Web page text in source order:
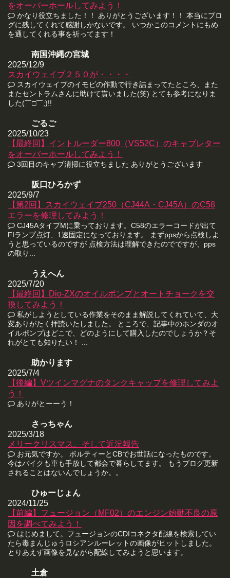
をオーバーホールしてみよう！
かなり役立ちました！！ ありがとうございます！！ 本当にブロ
グに残してくれて感謝しかないです。 いつかこのコメントにもめ
を通してくれる事を祈ってます！
南国沖縄の宮城
2025/12/9
スカイウェイブ２５０が・・・・
スカイウェイブのイモビの作動で行き詰まってたところ、また
またセントラムさんに助けて貰いました(笑) とても参考になりま
した(￣□￣;)!!
ごるご
2025/10/23
【最終回】イントルーダー800（VS52C）のキャブレター
をオーバーホールしてみよう！
3回目のキャブ清掃に役立ちました ありがとうございます
阪口ひろかず
2025/9/7
【第2回】スカイウェイブ250（CJ44A・CJ45A）のC58
エラーを修理してみよう！
CJ45AタイプMに乗っております。C58のエラーコードが出て
FIランプ点灯、1速固定になっております。 まずppsから点検しよ
うと思っているのですが 点検方法は理解できたのでですが、pps
の取り...
うえへん
2025/7/20
【最終回】Dio-ZXのオイルポンプとオートチョークを交
換してみよう！
私がしようとしている作業をそのまま解説してくれていて、大
変ありがたく拝読いたしました。 ところで、記事中のホンダのオ
イルポンプはどこで、どのようにして購入したのでしょうか？そ
れがとても知りたい！ ...
助かります
2025/7/4
【後編】Vツインマグナのタンクキャップを修理してみよ
う！
ありがとーーう！
さっちゃん
2025/3/18
メリークリスマス。そして近況報告
お元気ですか。 ボルティーとCBでお世話になったものです。
今はバイクも車も手放して都会で暮らしてます。 もうブログ更新
されることはないんでしょうか。。
ひゅーじょん
2024/11/25
【前編】フュージョン（MF02）のエンジン始動不良の原
因を調べてみよう！
はじめまして。フュージョンのCDIコネクタ配線を検索してい
たら毒まんじゅうロシアンルーレットの画像がヒットしました。
とりあえず画像を見ながら配線してみようと思います。
土倉